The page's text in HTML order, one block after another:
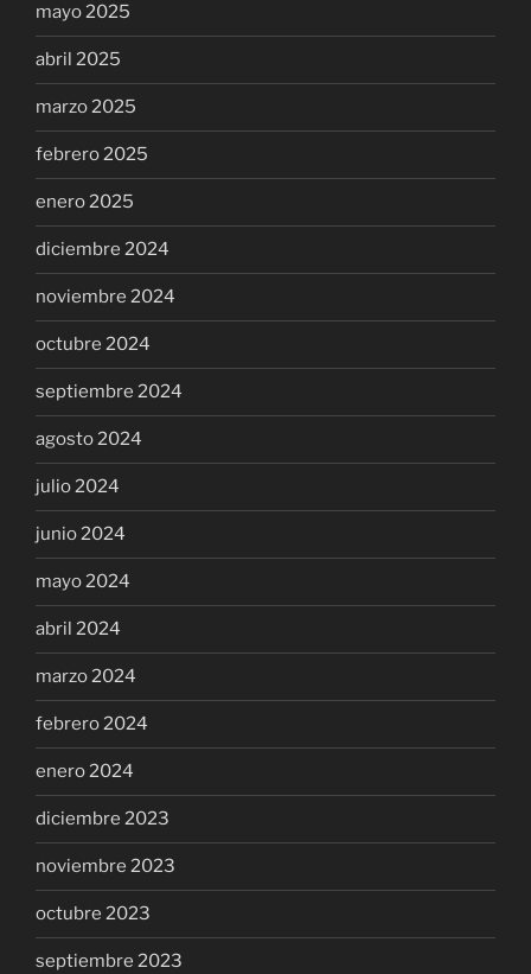
mayo 2025
abril 2025
marzo 2025
febrero 2025
enero 2025
diciembre 2024
noviembre 2024
octubre 2024
septiembre 2024
agosto 2024
julio 2024
junio 2024
mayo 2024
abril 2024
marzo 2024
febrero 2024
enero 2024
diciembre 2023
noviembre 2023
octubre 2023
septiembre 2023